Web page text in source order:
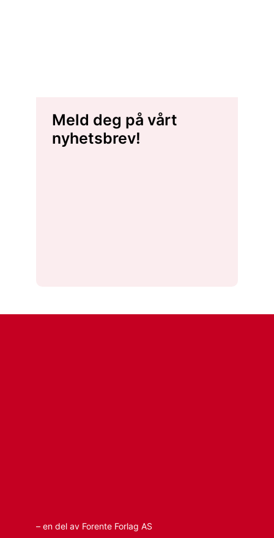
Meld deg på vårt
nyhetsbrev!
– en del av Forente Forlag AS